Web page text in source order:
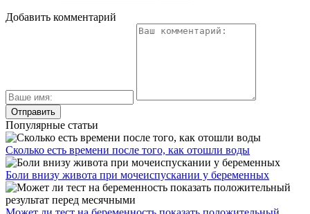
Добавить комментарий
Популярные статьи
Сколько есть времени после того, как отошли воды
Боли внизу живота при мочеиспускании у беременных